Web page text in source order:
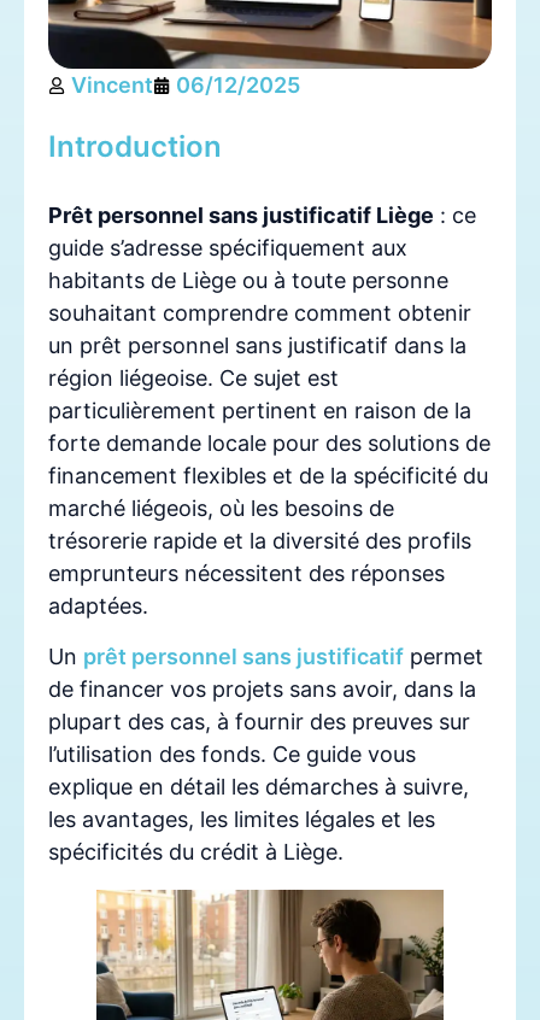
Vincent 06/12/2025
Introduction
Prêt personnel sans justificatif Liège : ce
guide s’adresse spécifiquement aux
habitants de Liège ou à toute personne
souhaitant comprendre comment obtenir
un prêt personnel sans justificatif dans la
région liégeoise. Ce sujet est
particulièrement pertinent en raison de la
forte demande locale pour des solutions de
financement flexibles et de la spécificité du
marché liégeois, où les besoins de
trésorerie rapide et la diversité des profils
emprunteurs nécessitent des réponses
adaptées.
Un prêt personnel sans justificatif permet
de financer vos projets sans avoir, dans la
plupart des cas, à fournir des preuves sur
l’utilisation des fonds. Ce guide vous
explique en détail les démarches à suivre,
les avantages, les limites légales et les
spécificités du crédit à Liège.